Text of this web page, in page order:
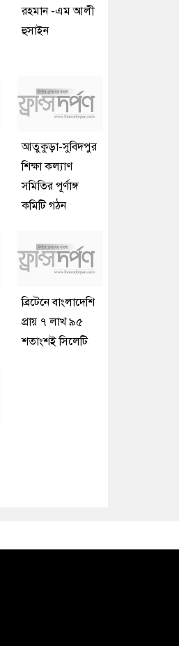
রহমান -এম আলী
হুসাইন
আতুকুড়া-সুবিদপুর
শিক্ষা কল্যাণ
সমিতির পূর্ণাঙ্গ
কমিটি গঠন
ব্রিটেনে বাংলাদেশি
প্রায় ৭ লাখ ৯৫
শতাংশই সিলেটি